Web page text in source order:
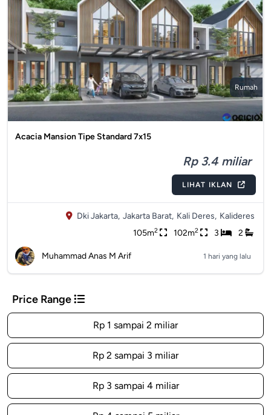
Rumah
Acacia Mansion Tipe Standard 7x15
Rp 3.4 miliar
LIHAT IKLAN
Dki Jakarta, Jakarta Barat, Kali Deres, Kalideres
105m2 102m2 3 2
Muhammad Anas M Arif 1 hari yang lalu
Price Range
Rp 1 sampai 2 miliar
Rp 2 sampai 3 miliar
Rp 3 sampai 4 miliar